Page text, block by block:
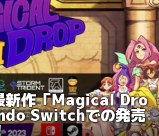
新作「Magical Dro
Switchでの発売